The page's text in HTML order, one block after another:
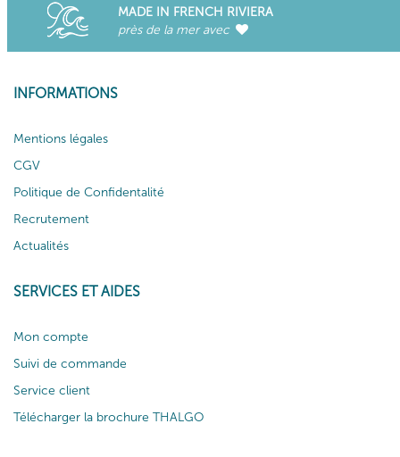
MADE IN FRENCH RIVIERA
près de la mer avec
INFORMATIONS
Mentions légales
CGV
Politique de Confidentalité
Recrutement
Actualités
SERVICES ET AIDES
Mon compte
Suivi de commande
Service client
Télécharger la brochure THALGO